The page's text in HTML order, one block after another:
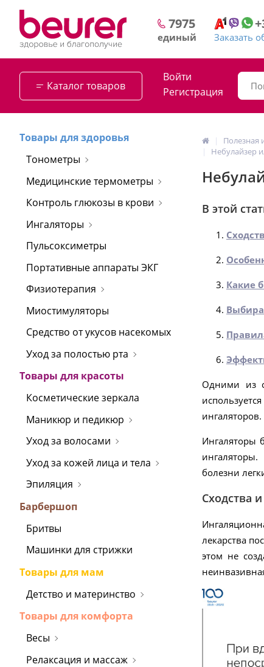
7975
единый Заказать
Каталог товаров
Войти
Регистрация
Товары для здоровья
Тонометры
Медицинские термометры
Контроль глюкозы в крови
Ингаляторы
Пульсоксиметры
Портативные аппараты ЭКГ
Физиотерапия
Миостимуляторы
Средство от укусов насекомых
Уход за полостью рта
Товары для красоты
Косметические зеркала
Маникюр и педикюр
Уход за волосами
Уход за кожей лица и тела
Эпиляция
Барбершоп
Бритвы
Машинки для стрижки
Товары для мам
Детство и материнство
Товары для комфорта
Весы
Релаксация и массаж
Полезная
Небулайзер
В этой
Какие
Одними из
ингаляторов.
Ингаляторы
болезни
Сходства
лекарства
этом не